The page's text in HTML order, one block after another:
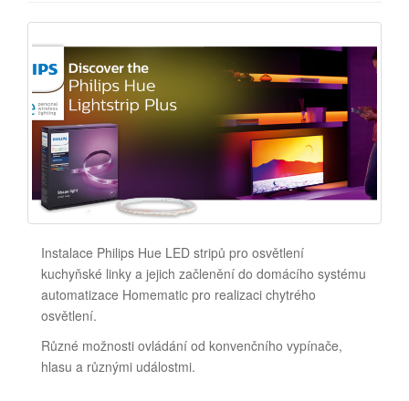
Instalace Philips Hue LED stripů pro osvětlení
kuchyňské linky a jejich začlenění do domácího systému
automatizace Homematic pro realizaci chytrého
osvětlení.
Různé možnosti ovládání od konvenčního vypínače,
hlasu a různými událostmi.